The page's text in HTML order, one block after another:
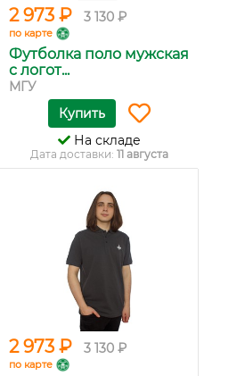
2 973 ₽ 3 130 ₽
по карте
Футболка поло мужская
с логот...
МГУ
Купить
На складе
Дата доставки: 11 августа
2 973 ₽ 3 130 ₽
по карте